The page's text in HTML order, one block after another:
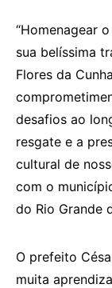
“Homenagear
sua belíssima
Flores da
desafios ao
resgate e a
cultural de
com o
do Rio Grande
O prefeito
muita